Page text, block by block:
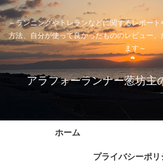
～ランニングやトレランなどに関するレポー
方法、自分が使って良かったもののレビュー
ます～
アラフォーランナー葱坊主
ホーム
プライバシーポリ